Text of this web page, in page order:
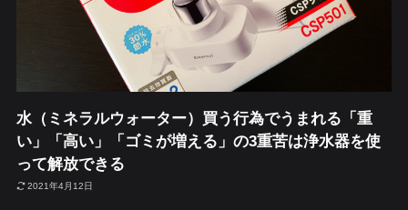
水（ミネラルウォーター）買う行為でうまれる「重
い」「高い」「ゴミが増える」の3重苦は浄水器を使
って解放できる
2021年4月12日